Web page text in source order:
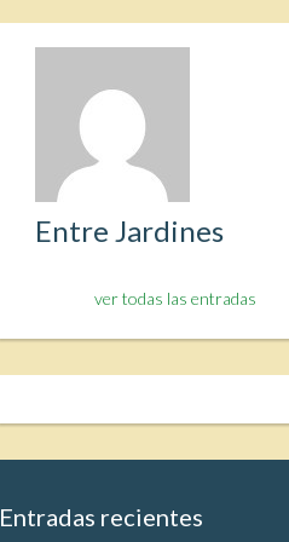
Entre Jardines
ver todas las entradas
Entradas recientes